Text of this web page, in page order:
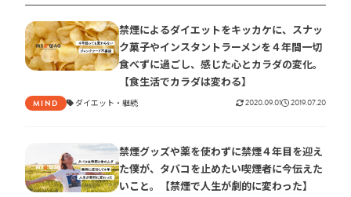
禁煙によるダイエットをキッカケに、スナッ
ク菓子やインスタントラーメンを４年間一切
食べずに過ごし、感じた心とカラダの変化。
【食生活でカラダは変わる】
MIND ダイエット 継続 2020.09.01 2019.07.20
禁煙グッズや薬を使わずに禁煙４年目を迎え
た僕が、タバコを止めたい喫煙者に今伝えた
いこと。【禁煙で人生が劇的に変わった】